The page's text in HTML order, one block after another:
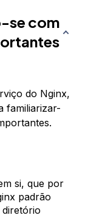
se com
do Nginx,
familiarizar-
si, que por
padrão